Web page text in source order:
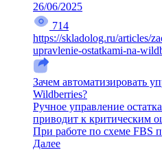
26/06/2025
714
https://skladolog.ru/articles/
upravlenie-ostatkami-na-
Зачем автоматизировать
Wildberries?
Ручное управление
приводит к критическим
При работе по схеме FBS
Далее